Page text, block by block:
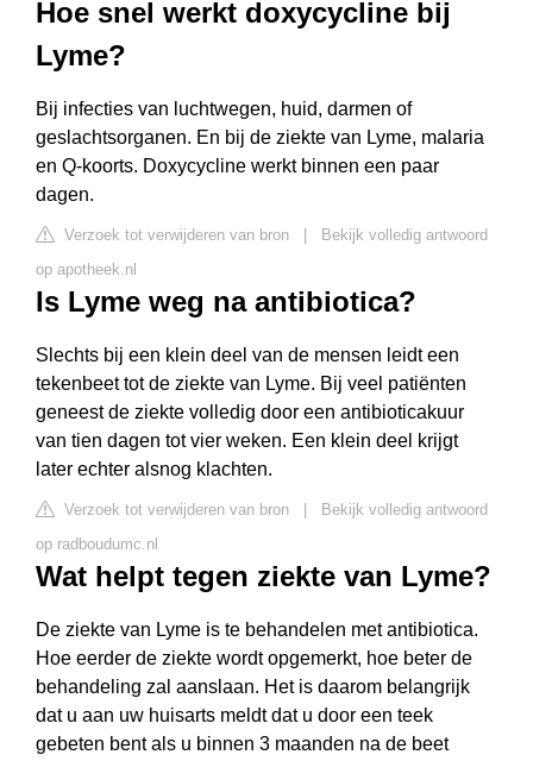
Hoe snel werkt doxycycline bij
Lyme?
Bij infecties van luchtwegen, huid, darmen of
geslachtsorganen. En bij de ziekte van Lyme, malaria
en Q-koorts. Doxycycline werkt binnen een paar
dagen.
Verzoek tot verwijderen van bron
Bekijk volledig antwoord
op apotheek.nl
Is Lyme weg na antibiotica?
Slechts bij een klein deel van de mensen leidt een
tekenbeet tot de ziekte van Lyme. Bij veel patiënten
geneest de ziekte volledig door een antibioticakuur
van tien dagen tot vier weken. Een klein deel krijgt
later echter alsnog klachten.
Verzoek tot verwijderen van bron
Bekijk volledig antwoord
op radboudumc.nl
Wat helpt tegen ziekte van Lyme?
De ziekte van Lyme is te behandelen met antibiotica.
Hoe eerder de ziekte wordt opgemerkt, hoe beter de
behandeling zal aanslaan. Het is daarom belangrijk
dat u aan uw huisarts meldt dat u door een teek
gebeten bent als u binnen 3 maanden na de beet